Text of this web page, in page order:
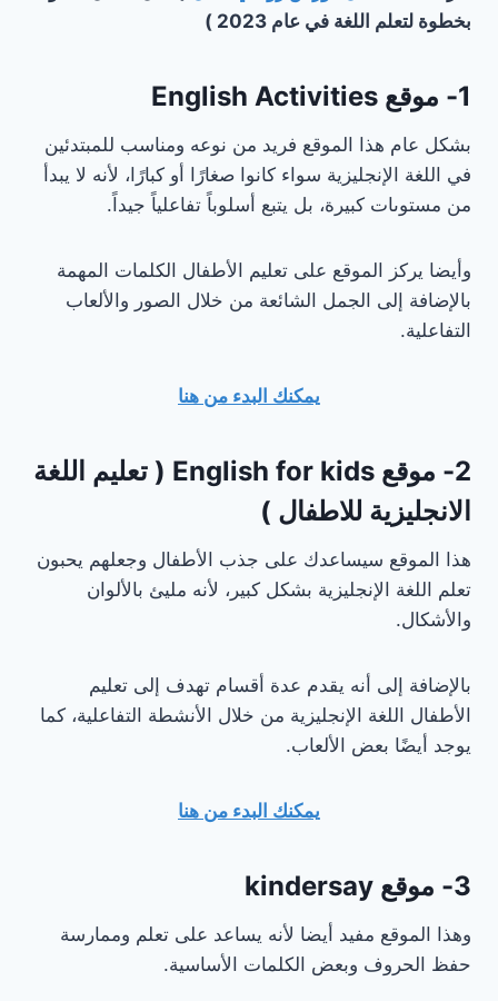
بخطوة لتعلم اللغة في عام 2023 )
1- موقع English Activities
بشكل عام هذا الموقع فريد من نوعه ومناسب للمبتدئين
في اللغة الإنجليزية سواء كانوا صغارًا أو كبارًا، لأنه لا يبدأ
من مستوىات كبيرة، بل يتبع أسلوباً تفاعلياً جيداً.
وأيضا يركز الموقع على تعليم الأطفال الكلمات المهمة
بالإضافة إلى الجمل الشائعة من خلال الصور والألعاب
التفاعلية.
يمكنك البدء من هنا
2- موقع English for kids ( تعليم اللغة
الانجليزية للاطفال )
هذا الموقع سيساعدك على جذب الأطفال وجعلهم يحبون
تعلم اللغة الإنجليزية بشكل كبير، لأنه مليئ بالألوان
والأشكال.
بالإضافة إلى أنه يقدم عدة أقسام تهدف إلى تعليم
الأطفال اللغة الإنجليزية من خلال الأنشطة التفاعلية، كما
يوجد أيضًا بعض الألعاب.
يمكنك البدء من هنا
3- موقع kindersay
وهذا الموقع مفيد أيضا لأنه يساعد على تعلم وممارسة
حفظ الحروف وبعض الكلمات الأساسية.